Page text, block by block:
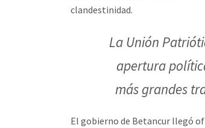
clandestinidad.
La Unión
apertura
más grandes
El gobierno de Betancur llegó